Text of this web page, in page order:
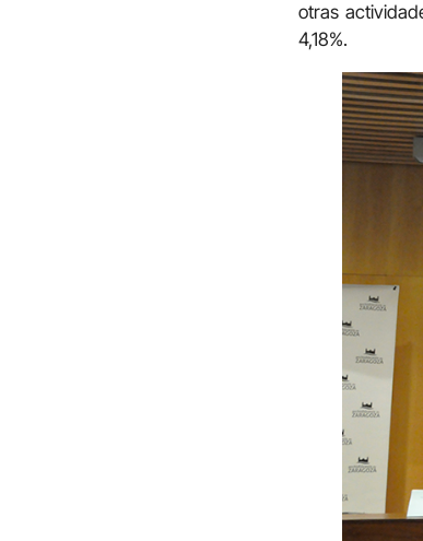
otras
4,18%.